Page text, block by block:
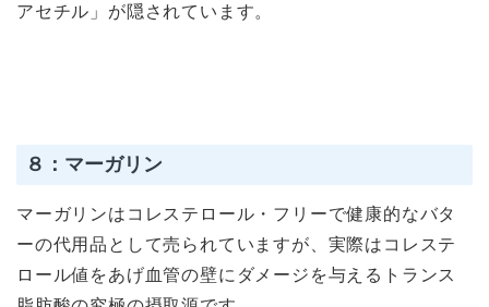
アセチル」が隠されています。
８：マーガリン
マーガリンはコレステロール・フリーで健康的なバタ
ーの代用品として売られていますが、実際はコレステ
ロール値をあげ血管の壁にダメージを与えるトランス